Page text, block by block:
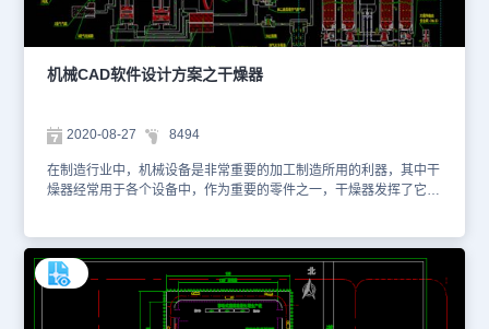
机械CAD软件设计方案之干燥器
2020-08-27 8494
在制造行业中，机械设备是非常重要的加工制造所用的利器，其中干
燥器经常用于各个设备中，作为重要的零件之一，干燥器发挥了它不
辰CAD快速看图进行在线查看，便于参考。更多机械CAD软件设计
方案图纸库资源可访问浩辰CAD软件官网进行学习。